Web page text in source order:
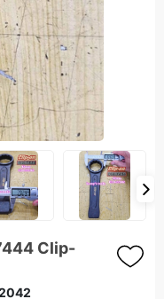
Clip-